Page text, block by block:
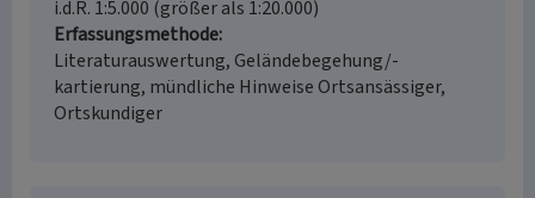
i.d.R. 1:5.000 (größer als 1:20.000)
Erfassungsmethode
Literaturauswertung, Geländebegehung/-
kartierung, mündliche Hinweise Ortsansässiger,
Ortskundiger